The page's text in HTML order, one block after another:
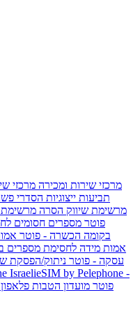
מרכזי שירות ומכירה מרכזי
תביעות ייצוגיות הסדרי
מרשימת שיווק הסרה מרשימת
פוטר מספרים חסומים
בקומה הכשרה - פוטר
אמות מידה לחסימת מספרים
עסקה - פוטר ניתוק/הפסקת
IsraelieSIM by Pelephone -
פוטר מועדון הטבות פלאפון